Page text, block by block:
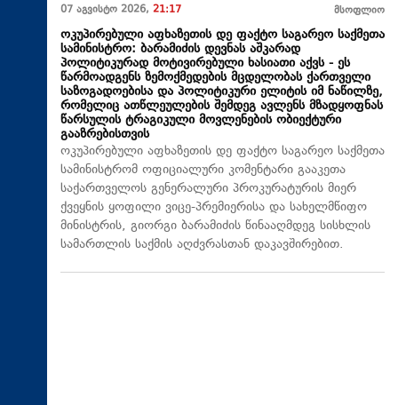
07 აგვისტო 2026, 21:17 მსოფლიო
ოკუპირებული აფხაზეთის დე ფაქტო საგარეო საქმეთა
სამინისტრო: ბარამიძის დევნას აშკარად
პოლიტიკურად მოტივირებული ხასიათი აქვს - ეს
წარმოადგენს ზემოქმედების მცდელობას ქართველი
საზოგადოებისა და პოლიტიკური ელიტის იმ ნაწილზე,
რომელიც ათწლეულების შემდეგ ავლენს მზადყოფნას
წარსულის ტრაგიკული მოვლენების ობიექტური
გააზრებისთვის
ოკუპირებული აფხაზეთის დე ფაქტო საგარეო საქმეთა
სამინისტრომ ოფიციალური კომენტარი გააკეთა
საქართველოს გენერალური პროკურატურის მიერ
ქვეყნის ყოფილი ვიცე-პრემიერისა და სახელმწიფო
მინისტრის, გიორგი ბარამიძის წინააღმდეგ სისხლის
სამართლის საქმის აღძვრასთან დაკავშირებით.